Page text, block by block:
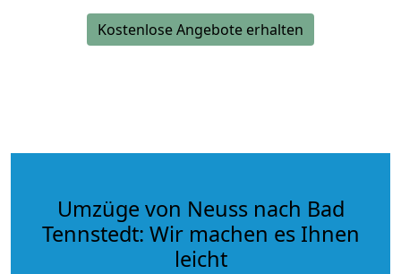
Kostenlose Angebote erhalten
Umzüge von Neuss nach Bad
Tennstedt: Wir machen es Ihnen
leicht